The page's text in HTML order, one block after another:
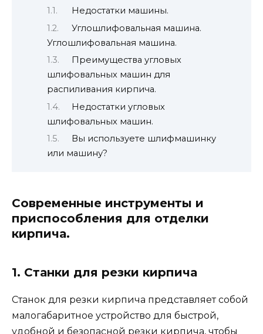
Недостатки машины.
Углошлифовальная машина.
Углошлифовальная машина.
Преимущества угловых
шлифовальных машин для
распиливания кирпича.
Недостатки угловых
шлифовальных машин.
Вы используете шлифмашинку
или машину?
Современные инструменты и
приспособления для отделки
кирпича.
1. Станки для резки кирпича
Станок для резки кирпича представляет собой
малогабаритное устройство для быстрой,
удобной и безопасной резки кирпича, чтобы